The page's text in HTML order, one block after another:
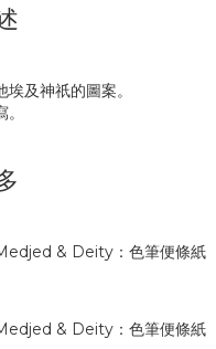
及神祇的圖案。